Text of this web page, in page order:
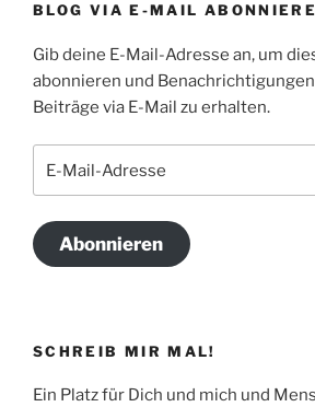
BLOG VIA E-MAIL
Gib deine E-Mail-Adresse an, um
abonnieren und
Beiträge via E-Mail zu erhalten.
Abonnieren
SCHREIB MIR MAL!
Ein Platz für Dich und mich und